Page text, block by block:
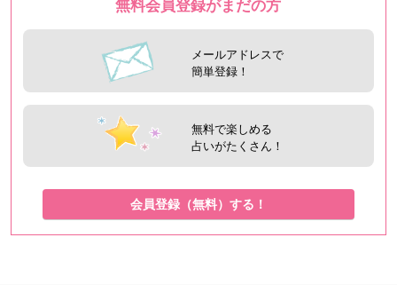
無料会員登録がまだの方
メールアドレスで
簡単登録！
無料で楽しめる
占いがたくさん！
会員登録（無料）する！